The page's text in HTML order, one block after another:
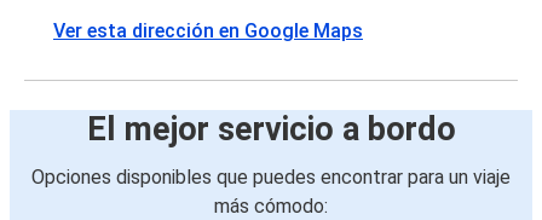
Ver esta dirección en Google Maps
El mejor servicio a bordo
Opciones disponibles que puedes encontrar para un viaje
más cómodo: